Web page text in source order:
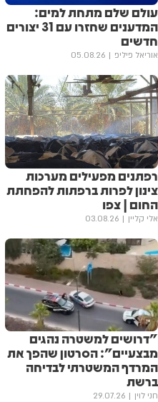
עולם שלם מתחת למים:
המדענים שחזרו עם 31 יצורים
חדשים
אוריאל פיליפ 05.08.26
רפתנים מפעילים מערכות
צינון לפרות ברפתות להפחתת
החום | צפו
אלי קליין 03.08.26
"דרושים למשטרה נהגים
מבצעיים": הסרטון שהפך את
המרדף המשטרתי לבדיחה
ברשת
חני לוין 29.07.26